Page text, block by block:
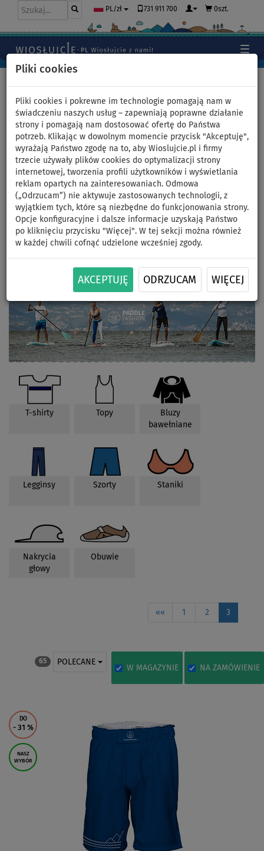
Pliki cookies
Pliki cookies i pokrewne im technologie pomagają nam w
świadczeniu naszych usług – zapewniają poprawne działanie
strony i pomagają nam dostosować ofertę do Państwa
potrzeb. Klikając w dowolnym momencie przycisk "Akceptuję",
wyrażają Państwo zgodę na to, aby Wioslujcie.pl i firmy
trzecie używały plików cookies do optymalizacji strony
internetowej, tworzenia profili użytkowników i wyświetlania
reklam opartych na zainteresowaniach. Odmowa
(„Odrzucam”) nie aktywuje zastosowanych technologii, z
wyjątkiem tych, które są niezbędne do funkcjonowania strony.
Opcje konfiguracyjne i dalsze informacje uzyskają Państwo
po kliknięciu przycisku "Więcej". W tej sekcji można również
w każdej chwili cofnąć udzielone wcześniej zgody.
AKCEPTUJĘ ODRZUCAM WIĘCEJ
PL/zł 731 911 700 0szt.
Moda
Jeśli szukasz komfortu i wygody podczas wiosłowania, z
pewnością zainteresuje Cię nasza oferta specjalnej odzieży
sportowej. Dzięki kolekcji PADDLEFASHION.COM możesz w pełni
cieszyć się swoim ulubionym sportem! WIĘCEJ...
Wiosłujcie w ulubionym kolorze. Kliknij na kolor:
T-shirty Topy
Bluzy
bawełniane
Legginsy Szorty Staniki
Nakrycia
głowy
Obuwie
«« 1 2 3
65 POLECANE
W MAGAZYNIE NA ZAMÓWIENIE
DO
- 31 %
NASZ
WYBÓR